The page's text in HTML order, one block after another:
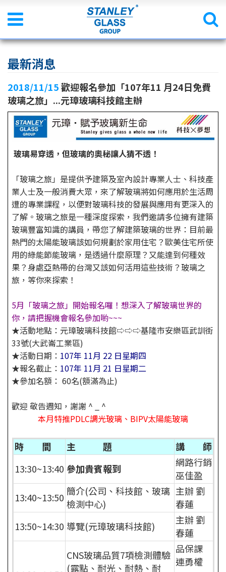
最新消息
2018/11/15歡迎報名參加「107年11 月24日免費
玻璃之旅」...元璋玻璃科技館主辦
玻璃易穿透，但玻璃的奧秘讓人猜不透！
「玻璃之旅」是提供予建築及室內設計專業人士、科技產
業人士及一般消費大眾，來了解玻璃將如何應用於生活周
遭的專業課程，以便對玻璃科技的發展與應用有更深入的
了解。玻璃之旅是一種深度探索，我們邀請多位擁有建築
玻璃豐富知識的講員，帶您了解建築玻璃的世界：目前最
熱門的太陽能玻璃該如何規劃於家用住宅？歐美住宅所使
用的綠能節能玻璃，是透過什麼原理？又能達到何種效
果？身處亞熱帶的台灣又該如何活用這些技術？玻璃之
旅，等你來探索！
5月「玻璃之旅」開始報名囉！想深入了解玻璃世界的
你，請把握機會報名參加喲~~~
★活動地點：元璋玻璃科技館⇨⇨⇨基隆市安樂區武訓街
33號(大武崙工業區)
★活動日期： 107年 11月 22 日星期四
★報名截止： 107年 11月 21 日星期二
★參加名額： 60名(額滿為止)
歡迎 敬告週知，謝謝 ^ _ ^
本月特推PDLC調光玻璃、BIPV太陽能玻璃
時 間 主 題
講 師
13:30~13:40 參加貴賓報到
網路行銷
巫佳盈
13:40~13:50 簡介(公司、科技館、玻璃
檢測中心)
主辦 劉
春蓮
13:50~14:30 導覽(元璋玻璃科技館)
主辦 劉
春蓮
CNS玻璃品質7項檢測體驗
(露點、耐光、耐熱、耐
品保課
連勇權